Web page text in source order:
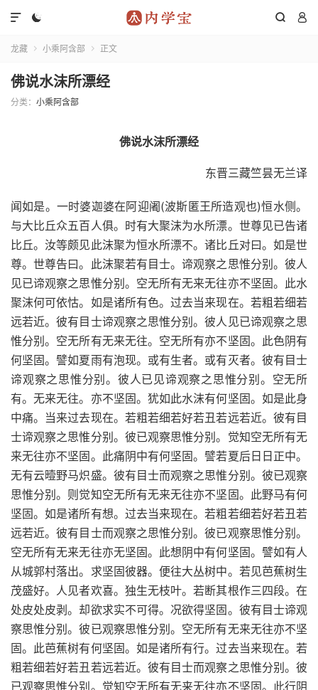
  

龙藏  小乘阿含部  正文
佛说水沫所漂经
分类： 小乘阿含部
佛说水沫所漂经
东晋三藏竺昙无兰译
闻如是。一时婆迦婆在阿迎阇(波斯匿王所造观也)恒水侧。
与大比丘众五百人俱。时有大聚沫为水所漂。世尊见已告诸
比丘。汝等颇见此沫聚为恒水所漂不。诸比丘对曰。如是世
尊。世尊告曰。此沫聚若有目士。谛观察之思惟分别。彼人
见已谛观察之思惟分别。空无所有无来无往亦不坚固。此水
聚沫何可依怙。如是诸所有色。过去当来现在。若粗若细若
远若近。彼有目士谛观察之思惟分别。彼人见已谛观察之思
惟分别。空无所有无来无往。空无所有亦不坚固。此色阴有
何坚固。譬如夏雨有泡现。或有生者。或有灭者。彼有目士
谛观察之思惟分别。彼人已见谛观察之思惟分别。空无所
有。无来无往。亦不坚固。犹如此水沫有何坚固。如是此身
中痛。当来过去现在。若粗若细若好若丑若远若近。彼有目
士谛观察之思惟分别。彼已观察思惟分别。觉知空无所有无
来无往亦不坚固。此痛阴中有何坚固。譬若夏后日日正中。
无有云曀野马炽盛。彼有目士而观察之思惟分别。彼已观察
思惟分别。则觉知空无所有无来无往亦不坚固。此野马有何
坚固。如是诸所有想。过去当来现在。若粗若细若好若丑若
远若近。彼有目士而观察之思惟分别。彼已观察思惟分别。
空无所有无来无往亦无坚固。此想阴中有何坚固。譬如有人
从城郭村落出。求坚固彼器。便往大丛树中。若见芭蕉树生
茂盛好。人见者欢喜。独生无枝叶。若断其根作三四段。在
处皮处皮剥。却欲求实不可得。况欲得坚固。彼有目士谛观
察思惟分别。彼已观察思惟分别。空无所有无来无往亦不坚
固。此芭蕉树有何坚固。如是诸所有行。过去当来现在。若
粗若细若好若丑若远若近。彼有目士而观察之思惟分别。彼
已观察思惟分别。觉知空无所有无来无往亦不坚固。此行阴